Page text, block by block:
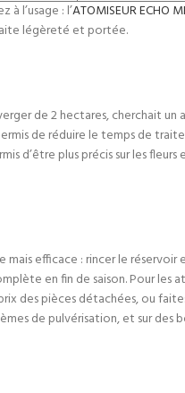
l’usage : l’ATOMISEUR ECHO
légèreté et portée.
de 2 hectares, cherchait
de réduire le temps de
d’être plus précis sur les
efficace : rincer le
en fin de saison. Pour
des pièces détachées, ou
de pulvérisation, et sur des